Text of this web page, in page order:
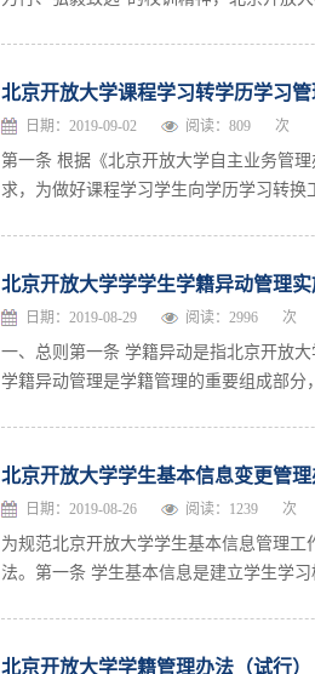
北京开放大学课程学习转学历学习管
日期：2019-09-02 阅读： 809 次
第一条 根据《北京开放大学自主业务管
求，为做好课程学习学生向学历学习转
北京开放大学学学生学籍异动管理实
日期：2019-08-29 阅读： 2996 次
一、总则第一条 学籍异动是指北京开放
学籍异动管理是学籍管理的重要组成部
北京开放大学学生基本信息变更管
日期：2019-08-26 阅读： 1239 次
为规范北京开放大学学生基本信息管理
法。第一条 学生基本信息是建立学生学
北京开放大学学籍管理办法（试行）